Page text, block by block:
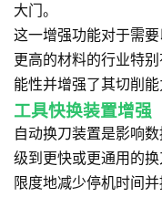
大门。
这一增强功能对于需
更高的材料的行业特
能性并增强了其切削
工具快换装置增强
自动换刀装置是影响
级到更快或更通用的
限度地减少停机时间并